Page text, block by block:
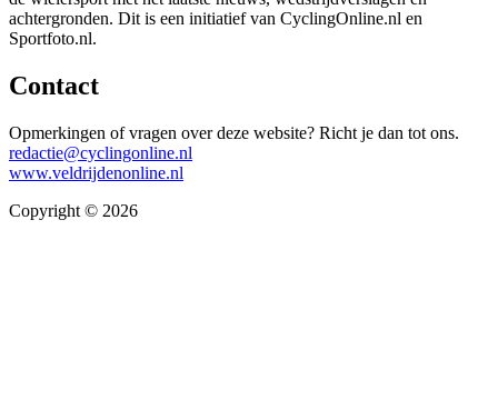
achtergronden. Dit is een initiatief van CyclingOnline.nl en
Sportfoto.nl.
Contact
Opmerkingen of vragen over deze website? Richt je dan tot ons.
redactie@cyclingonline.nl
www.veldrijdenonline.nl
Copyright © 2026